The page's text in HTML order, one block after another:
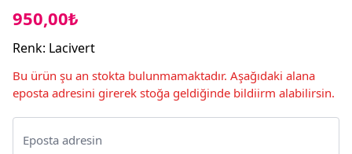
950,00₺
Renk: Lacivert
Bu ürün şu an stokta bulunmamaktadır. Aşağıdaki alana
eposta adresini girerek stoğa geldiğinde bildiirm alabilirsin.